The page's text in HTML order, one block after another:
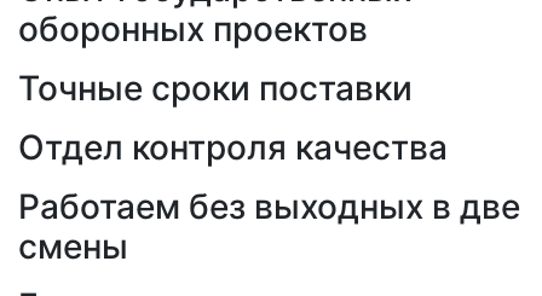
оборонных проектов
Точные сроки поставки
Отдел контроля качества
Работаем без выходных в две
смены